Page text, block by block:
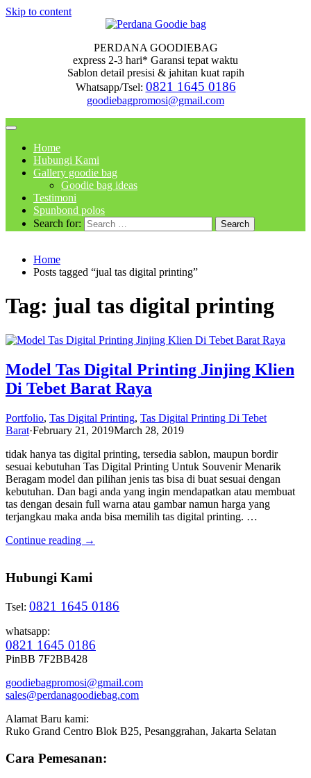
Skip to content
PERDANA GOODIEBAG
express 2-3 hari* Garansi tepat waktu
Sablon detail presisi & jahitan kuat rapih
Whatsapp/Tsel: 0821 1645 0186
goodiebagpromosi@gmail.com
Home
Hubungi Kami
Gallery goodie bag
Goodie bag ideas
Testimoni
Spunbond polos
Search for:
Home
Posts tagged “jual tas digital printing”
Tag: jual tas digital printing
Model Tas Digital Printing Jinjing Klien
Di Tebet Barat Raya
Portfolio, Tas Digital Printing, Tas Digital Printing Di Tebet
Barat·February 21, 2019March 28, 2019
tidak hanya tas digital printing, tersedia sablon, maupun bordir
sesuai kebutuhan Tas Digital Printing Untuk Souvenir Menarik
Beragam model dan pilihan jenis tas bisa di buat sesuai dengan
kebutuhan. Dan bagi anda yang ingin mendapatkan atau membuat
tas dengan desain full warna atau gambar namun harga yang
terjangkau maka anda bisa memilih tas digital printing. …
Continue reading →
Hubungi Kami
Tsel: 0821 1645 0186
whatsapp:
0821 1645 0186
PinBB 7F2BB428
goodiebagpromosi@gmail.com
sales@perdanagoodiebag.com
Alamat Baru kami:
Ruko Grand Centro Blok B25, Pesanggrahan, Jakarta Selatan
Cara Pemesanan: